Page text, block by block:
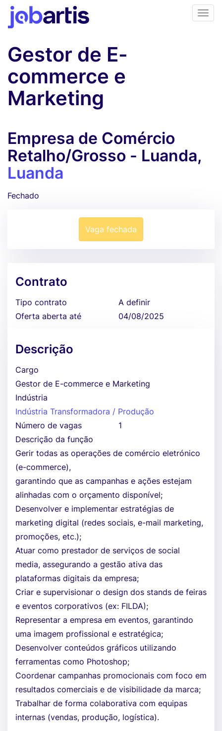
Gestor de E-
commerce e
Marketing
Empresa de Comércio
Retalho/Grosso - Luanda,
Luanda
Fechado
Vaga fechada
Contrato
Tipo contrato
A definir
Oferta aberta até
04/08/2025
Descrição
Cargo
Gestor de E-commerce e Marketing
Indústria
Indústria Transformadora / Produção
Número de vagas
1
Descrição da função
Gerir todas as operações de comércio eletrónico
(e-commerce),
garantindo que as campanhas e ações estejam
alinhadas com o orçamento disponível;
Desenvolver e implementar estratégias de
marketing digital (redes sociais, e-mail marketing,
promoções, etc.);
Atuar como prestador de serviços de social
media, assegurando a gestão ativa das
plataformas digitais da empresa;
Criar e supervisionar o design dos stands de feiras
e eventos corporativos (ex: FILDA);
Representar a empresa em eventos, garantindo
uma imagem profissional e estratégica;
Desenvolver conteúdos gráficos utilizando
ferramentas como Photoshop;
Coordenar campanhas promocionais com foco em
resultados comerciais e de visibilidade da marca;
Trabalhar de forma colaborativa com equipas
internas (vendas, produção, logística).